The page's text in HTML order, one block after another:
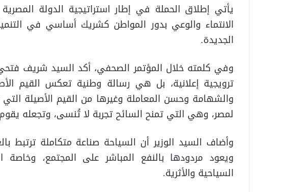
يأتي إطلاق الحملة في إطار استراتيجية الدولة المصرية
الانتماء والوعي بدور المواطن كشريك أساسي في
الجديدة.
وفي كلمته خلال المؤتمر الصحفي، أكد السيد شريف
ترويجية إعلانية، بل هي رسالة وطنية تعكس القيم
والشهامة وحسن المعاملة وغيرها من القيم الأصيلة
لمصر، وهي التي تمنح السائح تجربة لا تُنسى، وتجعله
وأضاف السيد الوزير أن السياحة صناعة متكاملة ترتبط
ويعود مردودها بالنفع المباشر على المجتمع، وخاصة
السياحية والأثرية.